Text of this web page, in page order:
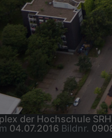
der Hochschule
04.07.2016 Bildnr.